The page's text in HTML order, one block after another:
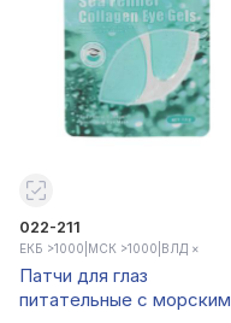
022-211
ЕКБ >1000 МСК >1000 ВЛД ×
Патчи для глаз
питательные с морским